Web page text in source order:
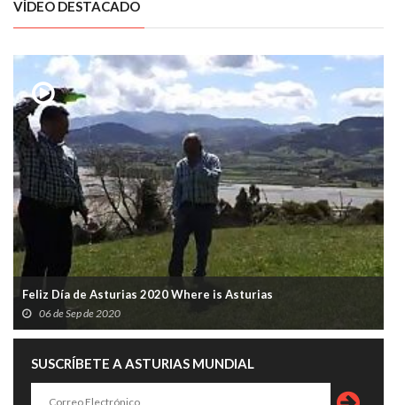
VÍDEO DESTACADO
Feliz Día de Asturias 2020 Where is Asturias
06 de Sep de 2020
SUSCRÍBETE A ASTURIAS MUNDIAL